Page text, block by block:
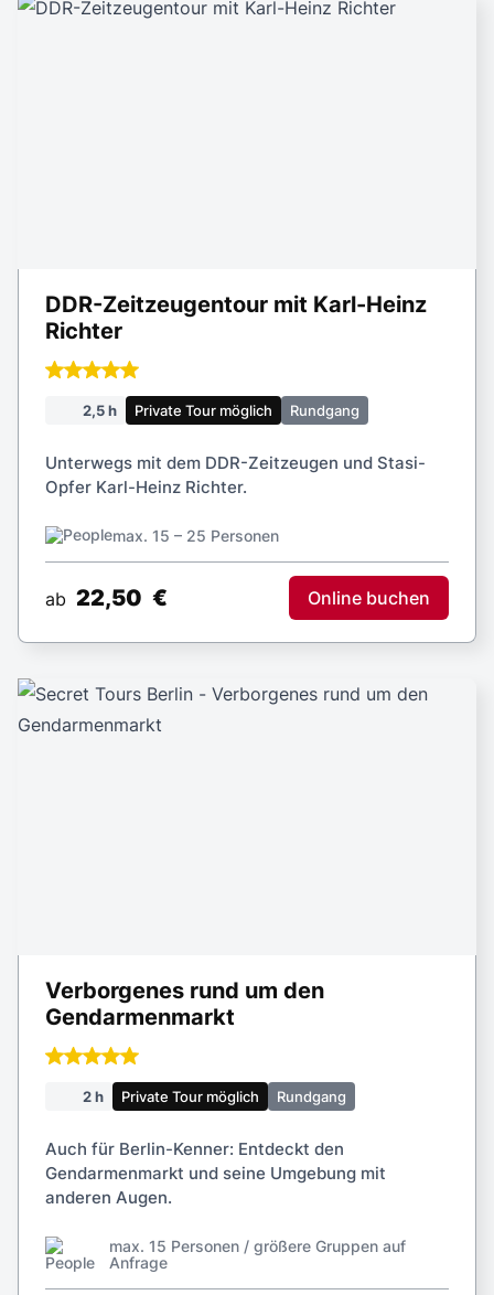
DDR-Zeitzeugentour mit Karl-Heinz
Richter
2,5 h Private Tour möglich Rundgang
Unterwegs mit dem DDR-Zeitzeugen und Stasi-
Opfer Karl-Heinz Richter.
max. 15 – 25 Personen
ab 22,50 € Online buchen
Verborgenes rund um den
Gendarmenmarkt
2 h Private Tour möglich Rundgang
Auch für Berlin-Kenner: Entdeckt den
Gendarmenmarkt und seine Umgebung mit
anderen Augen.
max. 15 Personen / größere Gruppen auf
Anfrage